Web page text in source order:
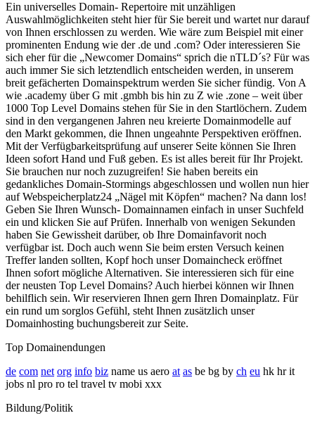
Ein universelles Domain- Repertoire mit unzähligen
Auswahlmöglichkeiten steht hier für Sie bereit und wartet nur darauf
von Ihnen erschlossen zu werden. Wie wäre zum Beispiel mit einer
prominenten Endung wie der .de und .com? Oder interessieren Sie
sich eher für die „Newcomer Domains“ sprich die nTLD´s? Für was
auch immer Sie sich letztendlich entscheiden werden, in unserem
breit gefächerten Domainspektrum werden Sie sicher fündig. Von A
wie .academy über G mit .gmbh bis hin zu Z wie .zone – weit über
1000 Top Level Domains stehen für Sie in den Startlöchern. Zudem
sind in den vergangenen Jahren neu kreierte Domainmodelle auf
den Markt gekommen, die Ihnen ungeahnte Perspektiven eröffnen.
Mit der Verfügbarkeitsprüfung auf unserer Seite können Sie Ihren
Ideen sofort Hand und Fuß geben. Es ist alles bereit für Ihr Projekt.
Sie brauchen nur noch zuzugreifen! Sie haben bereits ein
gedankliches Domain-Stormings abgeschlossen und wollen nun hier
auf Webspeicherplatz24 „Nägel mit Köpfen“ machen? Na dann los!
Geben Sie Ihren Wunsch- Domainnamen einfach in unser Suchfeld
ein und klicken Sie auf Prüfen. Innerhalb von wenigen Sekunden
haben Sie Gewissheit darüber, ob Ihre Domainfavorit noch
verfügbar ist. Doch auch wenn Sie beim ersten Versuch keinen
Treffer landen sollten, Kopf hoch unser Domaincheck eröffnet
Ihnen sofort mögliche Alternativen. Sie interessieren sich für eine
der neusten Top Level Domains? Auch hierbei können wir Ihnen
behilflich sein. Wir reservieren Ihnen gern Ihren Domainplatz. Für
ein rund um sorglos Gefühl, steht Ihnen zusätzlich unser
Domainhosting buchungsbereit zur Seite.
Top Domainendungen
de com net org info biz name us aero at as be bg by ch eu hk hr it
jobs nl pro ro tel travel tv mobi xxx
Bildung/Politik